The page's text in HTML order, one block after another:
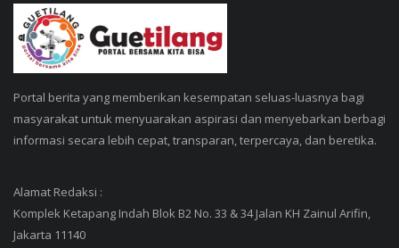
Portal berita yang memberikan kesempatan seluas-luasnya bagi
masyarakat untuk menyuarakan aspirasi dan menyebarkan berbagi
informasi secara lebih cepat, transparan, terpercaya, dan beretika.
Alamat Redaksi :
Komplek Ketapang Indah Blok B2 No. 33 & 34 Jalan KH Zainul Arifin,
Jakarta 11140